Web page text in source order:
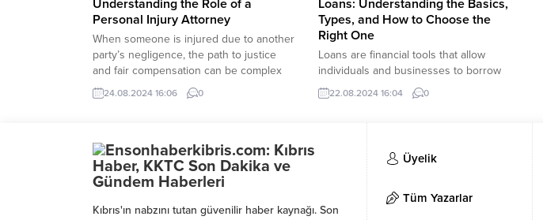
Understanding the Role of a
Personal Injury Attorney
When someone is injured due to another
party’s negligence, the path to justice
and fair compensation can be complex
and challenging. This is where a
personal injury attorney steps in.
victims navigate the legal system,
ensuring they receive the...
24.08.2024 16:06 0
Loans: Understanding the Basics,
Types, and How to Choose the
Right One
Loans are financial tools that allow
individuals and businesses to borrow
money for various purposes, ranging
from buying a home to expanding a
work, the different types available, and
how to choose the right one is crucial for
making informed financial decisions. This
guide provides an...
22.08.2024 16:04 0
Kıbrıs'ın nabzını tutan güvenilir haber kaynağı. Son
Üyelik
Tüm Yazarlar